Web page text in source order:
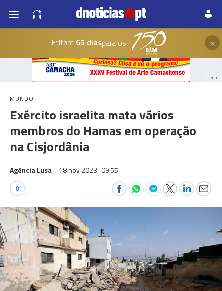
Faltam 65 diaspara os ×
PUB
MUNDO
Exército israelita mata vários
membros do Hamas em operação
na Cisjordânia
Agência Lusa 18 nov 2023 09:55
0